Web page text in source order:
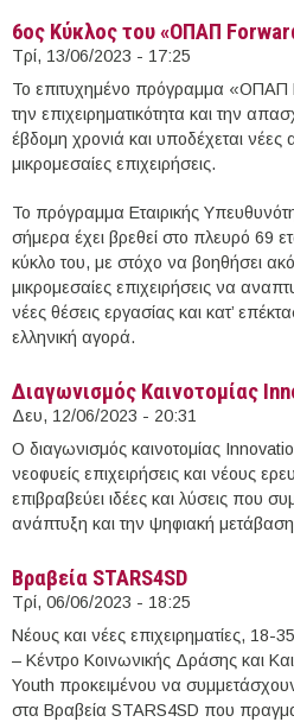
6ος Κύκλος του «ΟΠΑΠ
Τρί, 13/06/2023 - 17:25
Το επιτυχημένο πρόγραμμα «ΟΠΑΠ
την επιχειρηματικότητα και την
έβδομη χρονιά και υποδέχεται
μικρομεσαίες επιχειρήσεις.
Το πρόγραμμα Εταιρικής
σήμερα έχει βρεθεί στο πλευρό 69
κύκλο του, με στόχο να βοηθήσει
μικρομεσαίες επιχειρήσεις να
νέες θέσεις εργασίας και κατ’
ελληνική αγορά.
Διαγωνισμός Καινοτομίας
Δευ, 12/06/2023 - 20:31
Ο διαγωνισμός καινοτομίας
νεοφυείς επιχειρήσεις και νέους
επιβραβεύει ιδέες και λύσεις που
ανάπτυξη και την ψηφιακή
Βραβεία STARS4SD
Τρί, 06/06/2023 - 18:25
Νέους και νέες επιχειρηματίες,
– Κέντρο Κοινωνικής Δράσης και
Youth προκειμένου να
στα Βραβεία STARS4SD που